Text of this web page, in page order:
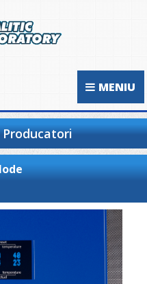
MENIU
Producatori